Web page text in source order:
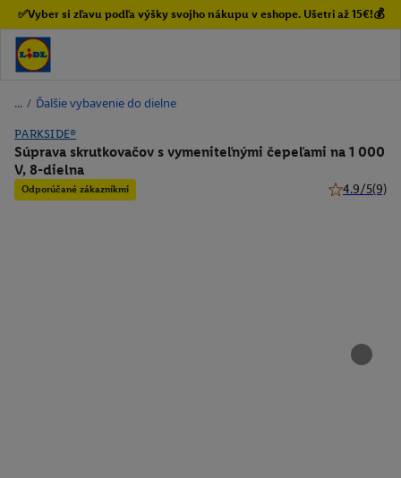
✅Vyber si zľavu podľa výšky svojho nákupu v eshope. Ušetri až 15€!💰
/ Ďalšie vybavenie do dielne
PARKSIDE®
Súprava skrutkovačov s vymeniteľnými čepeľami na 1 000
V, 8-dielna
Odporúčané zákazníkmi 4.9/5(9)